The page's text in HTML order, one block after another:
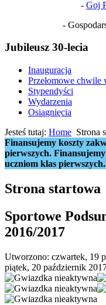
- Goj
-
Jubileusz 30-lecia
Inauguracja
Przełomowe chwile
Stypendyści
Wydarzenia
Osiągnięcia
Jesteś tutaj: Home Strona
Finansujemy koszty
pierwszych.
uczniom klas pierwszych.
Strona startowa
Sportowe
2016/2017
Utworzono: czwartek, 19
piątek, 20 październik